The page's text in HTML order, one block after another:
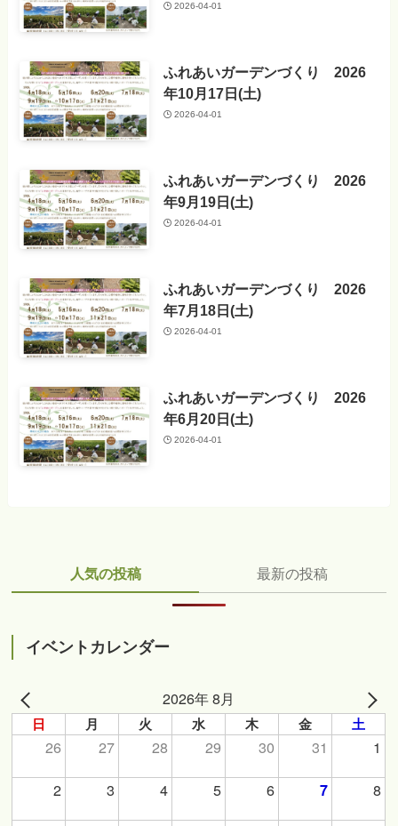
2026-04-01
ふれあいガーデンづくり 2026
年10月17日(土)
2026-04-01
ふれあいガーデンづくり 2026
年9月19日(土)
2026-04-01
ふれあいガーデンづくり 2026
年7月18日(土)
2026-04-01
ふれあいガーデンづくり 2026
年6月20日(土)
2026-04-01
人気の投稿 最新の投稿
イベントカレンダー
2026年 8月
日 月 火 水 木 金 土
26 27 28 29 30 31
1
2
3 4 5 6 7
8